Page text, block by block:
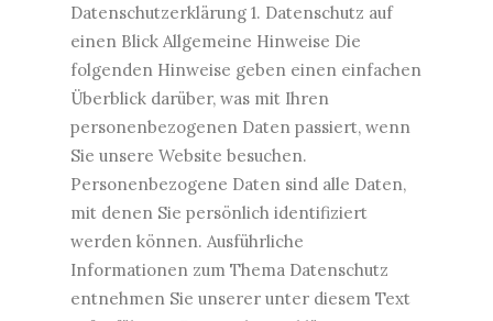
Datenschutzerklärung 1. Datenschutz auf
einen Blick Allgemeine Hinweise Die
folgenden Hinweise geben einen einfachen
Überblick darüber, was mit Ihren
personenbezogenen Daten passiert, wenn
Sie unsere Website besuchen.
Personenbezogene Daten sind alle Daten,
mit denen Sie persönlich identifiziert
werden können. Ausführliche
Informationen zum Thema Datenschutz
entnehmen Sie unserer unter diesem Text